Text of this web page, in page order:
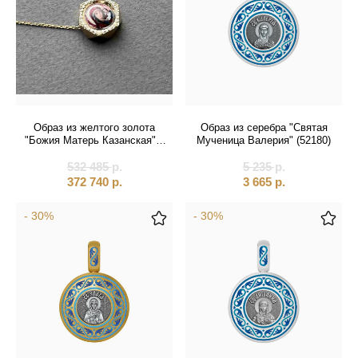
Образ из желтого золота
"Божия Матерь Казанская" с
(51122)
532 485р.
372 740 р.
Образ из серебра "Святая
Мученица Валерия" (52180)
5 235р.
3 665 р.
- 30% - 30%